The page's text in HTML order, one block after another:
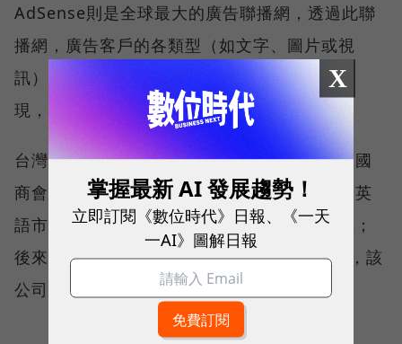
AdSense則是全球最大的廣告聯播網，透過此聯
播網，廣告客戶的各類型（如文字、圖片或視
訊）廣告，將可在相關內容的網站及部落格出
現，增加企業或產品的曝光率。
台灣的某家自動化設備製造公司，原本透過美國
商會刊登線上廣告，希望拓展歐美市場，增加英
語市場的銷售量，但是執行結果發現效果不佳；
後來改用GoogleAdWords，僅一個月時間，該
公司網站的英語使用者訪問量增加了1306%。
X
掌握最新 AI 發展趨勢！
立即訂閱《數位時代》日報、《一天
一AI》圖解日報